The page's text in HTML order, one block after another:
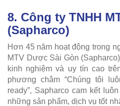
8. Công ty TNHH
(Sapharco)
Hơn 45 năm hoạt động trong
MTV Dược Sài Gòn
kinh nghiệm và uy tín cao
phương châm “Chúng tôi
ready”, Sapharco cam kết
những sản phẩm, dịch vụ tốt